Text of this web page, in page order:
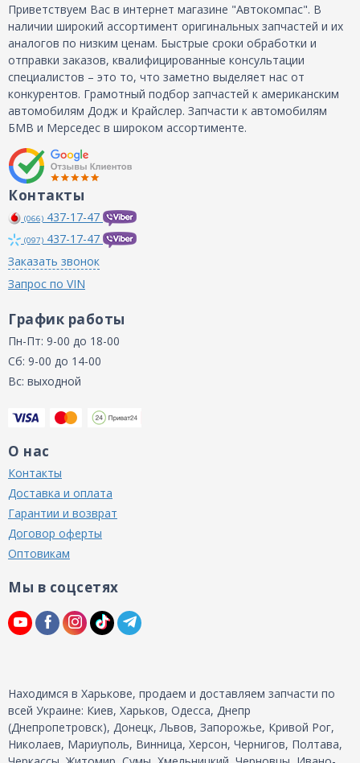
Приветствуем Вас в интернет магазине "Автокомпас". В
наличии широкий ассортимент оригинальных запчастей и их
аналогов по низким ценам. Быстрые сроки обработки и
отправки заказов, квалифицированные консультации
специалистов – это то, что заметно выделяет нас от
конкурентов. Грамотный подбор запчастей к американским
автомобилям Додж и Крайслер. Запчасти к автомобилям
БМВ и Мерседес в широком ассортименте.
Контакты
(066) 437-17-47
(097) 437-17-47
Заказать звонок
Запрос по VIN
График работы
Пн-Пт: 9-00 до 18-00
Сб: 9-00 до 14-00
Вс: выходной
О нас
Контакты
Доставка и оплата
Гарантии и возврат
Договор оферты
Оптовикам
Мы в соцсетях
Находимся в Харькове, продаем и доставляем запчасти по
всей Украине: Киев, Харьков, Одесса, Днепр
(Днепропетровск), Донецк, Львов, Запорожье, Кривой Рог,
Николаев, Мариуполь, Винница, Херсон, Чернигов, Полтава,